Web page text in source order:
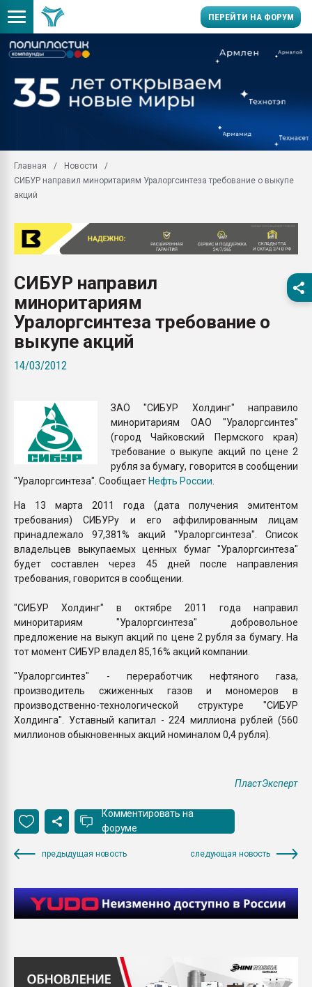
ПЕРЕЙТИ НА ФОРУМ
производство SPC
заводу пластмасс"
28.07.2026
первый план в
28.07.2026
ситуацией на
Всё, что касается
Главная
Новости
СИБУР направил миноритариям Уралоргсинтеза требование о выкупе
акций
СИБУР направил
миноритариям
Уралоргсинтеза требование о
выкупе акций
14/03/2012
ЗАО "СИБУР Холдинг" направило
миноритариям ОАО "Уралоргсинтез"
(город Чайковский Пермского края)
требование о выкупе акций по цене 2
рубля за бумагу, говорится в сообщении
"Уралоргсинтеза". СообщаетНефть России
На 13 марта 2011 года (дата получения эмитентом
требования) СИБУРу и его аффилированным лицам
принадлежало 97,381% акций "Уралоргсинтеза". Список
владельцев выкупаемых ценных бумаг "Уралоргсинтеза"
будет составлен через 45 дней после направления
требования, говорится в сообщении.
"СИБУР Холдинг" в октябре 2011 года направил
миноритариям "Уралоргсинтеза" добровольное
предложение на выкуп акций по цене 2 рубля за бумагу. На
тот момент СИБУР владел 85,16% акций компании.
"Уралоргсинтез" - переработчик нефтяного газа,
производитель сжиженных газов и мономеров в
производственно-технологической структуре "СИБУР
Холдинга". Уставный капитал - 224 миллиона рублей (560
миллионов обыкновенных акций номиналом 0,4 рубля).
ПластЭксперт
Комментировать на
форуме
предыдущая новость следующая новость